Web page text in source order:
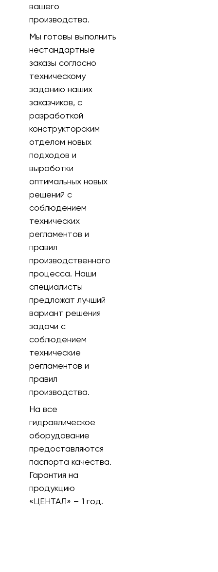
вашего
производства.
Мы готовы выполнить
нестандартные
заказы согласно
техническому
заданию наших
заказчиков, с
разработкой
конструкторским
отделом новых
подходов и
выработки
оптимальных новых
решений с
соблюдением
технических
регламентов и
правил
производственного
процесса. Наши
специалисты
предложат лучший
вариант решения
задачи с
соблюдением
технические
регламентов и
правил
производства.
На все
гидравлическое
оборудование
предоставляются
паспорта качества.
Гарантия на
продукцию
«ЦЕНТАЛ» – 1 год.